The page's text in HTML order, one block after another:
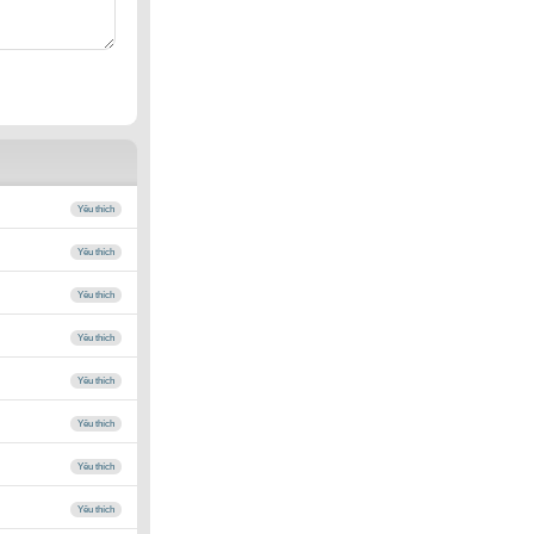
Yêu thích
Yêu thích
Yêu thích
Yêu thích
Yêu thích
Yêu thích
Yêu thích
Yêu thích